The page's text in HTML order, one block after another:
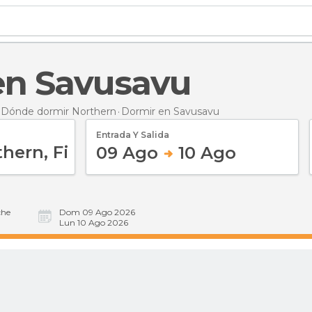
Savusavu
Dónde dormir Northern Dormir en Savusavu
Entrada Y Salida
09 Ago 10 Ago
Dom 09 Ago 2026
Lun 10 Ago 2026